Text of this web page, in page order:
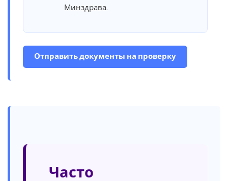
Минздрава.
Отправить документы на проверку
Часто